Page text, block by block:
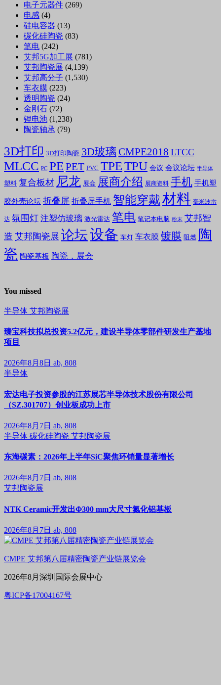
电子元器件 (269)
电感 (4)
硅电容器 (13)
碳化硅陶瓷 (83)
笔电 (242)
艾邦5G加工展 (781)
艾邦陶瓷展 (4,139)
艾邦高分子 (1,530)
车衣膜 (223)
透明陶瓷 (24)
金刚石 (72)
锂电池 (1,238)
陶瓷轴承 (79)
3D打印 3D打印陶瓷 3D玻璃 CMPE2018 LTCC
MLCC PC PE PET PVC TPETPU 会议 会议论坛 半导体
塑料 复合板材 尼龙 展会 展商介绍 展商资料 手机 手机塑
胶外壳论坛 折叠屏 折叠屏手机 智能穿戴材料 毫米波雷
达 氛围灯 注塑仿玻璃 激光雷达 笔电 笔记本电脑 粉末 艾邦智
造 艾邦陶瓷展 论坛设备 车灯 车衣膜 镀膜 阻燃 陶
瓷 陶瓷基板 陶瓷，展会
You missed
半导体 艾邦陶瓷展
臻宝科技拟总投资5.2亿元，建设半导体零部件研发生产基地
项目
2026年8月8日 ab, 808
半导体
宏达电子投资参股的江苏展芯半导体技术股份有限公司
（SZ.301707）创业板成功上市
2026年8月7日 ab, 808
半导体 碳化硅陶瓷 艾邦陶瓷展
东海碳素：2026年上半年SiC聚焦环销量显著增长
2026年8月7日 ab, 808
艾邦陶瓷展
NTK Ceramic开发出Φ300 mm大尺寸氮化铝基板
2026年8月7日 ab, 808
CMPE 艾邦第八届精密陶瓷产业链展览会
2026年8月深圳国际会展中心
粤ICP备17004167号